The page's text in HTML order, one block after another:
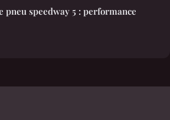
pneu speedway 5 : performance